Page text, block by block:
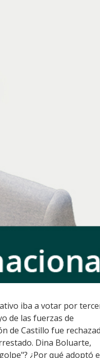
iba a votar por
de las fuerzas de
de Castillo fue
Dina Boluarte,
¿Por qué adoptó